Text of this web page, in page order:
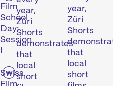
Film
School
Day:
Session
I
Swiss
Film
year,
Züri
Shorts
demonstrates
that
local
short
year,
Züri
Shorts
that
local
short